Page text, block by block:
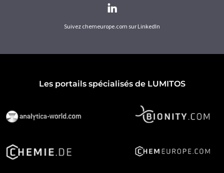
Suivez chemeurope.com sur LinkedIn
Les portails spécialisés de LUMITOS